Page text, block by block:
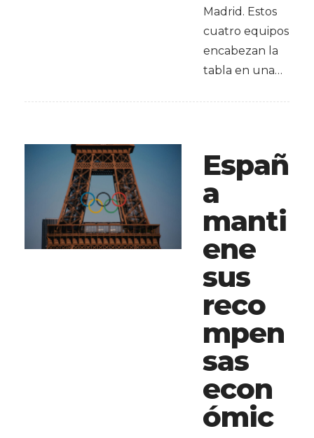
Madrid. Estos
cuatro equipos
encabezan la
tabla en una…
Españ
a
manti
ene
sus
reco
mpen
sas
econ
ómic